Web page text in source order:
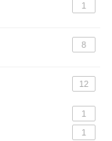
1
8
12
1
1